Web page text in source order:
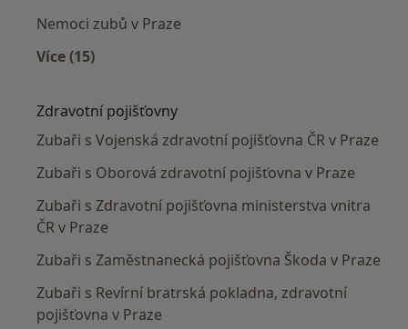
Nemoci zubů v Praze
Více (15)
Zdravotní pojišťovny
Zubaři s Vojenská zdravotní pojišťovna ČR v Praze
Zubaři s Oborová zdravotní pojišťovna v Praze
Zubaři s Zdravotní pojišťovna ministerstva vnitra
ČR v Praze
Zubaři s Zaměstnanecká pojišťovna Škoda v Praze
Zubaři s Revírní bratrská pokladna, zdravotní
pojišťovna v Praze